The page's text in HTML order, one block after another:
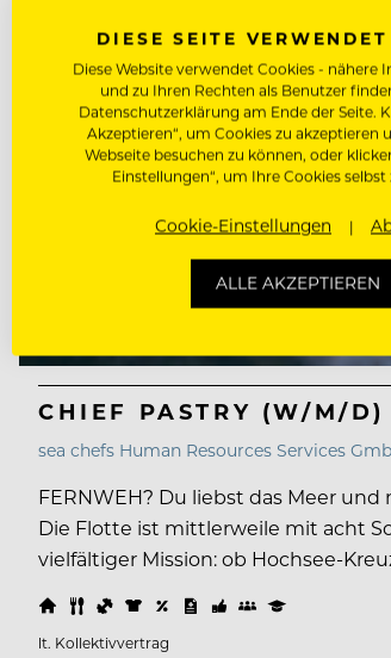
CHIEF PASTRY (W/M/
sea chefs Human Resources Services
FERNWEH? Du liebst das Meer
Die Flotte ist mittlerweile mit acht
vielfältiger Mission: ob Hochsee-
lt. Kollektivvertrag
DIESE SEITE
Diese Website verwendet Cookies - nähere
und zu Ihren Rechten als Benutzer
Datenschutzerklärung am Ende der Seite.
Akzeptieren“, um Cookies zu akzeptieren
Webseite besuchen zu können, oder
Einstellungen“, um Ihre Cookies
Cookie-Einstellungen
ALLE AKZEPTIEREN